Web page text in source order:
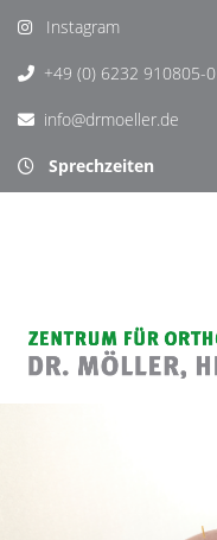
Instagram
+49 (0) 6232 910805-0
info@drmoeller.de
Sprechzeiten